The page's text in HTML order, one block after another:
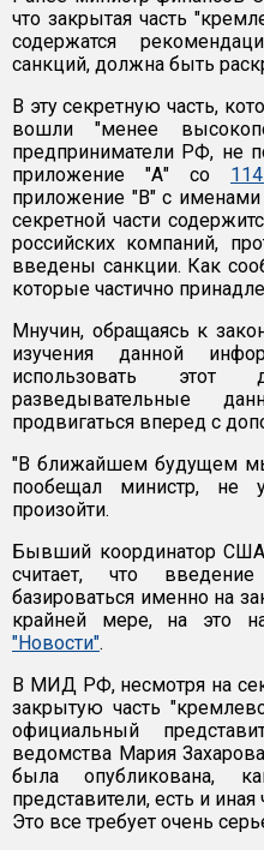
что закрытая часть
содержатся
санкций, должна быть
В эту секретную часть,
вошли "менее
предприниматели РФ, не
приложение "А" со
приложение "B" с именами
секретной части
российских компаний,
введены санкции. Как
которые частично
Мнучин, обращаясь к
изучения данной
использовать
разведывательные
продвигаться вперед с
"В ближайшем будущем
пообещал министр, не
произойти.
Бывший координатор
считает, что
базироваться именно на
крайней мере, на это
"Новости".
В МИД РФ, несмотря на
закрытую часть
официальный
ведомства Мария
была опубликована,
представители, есть и
Это все требует очень